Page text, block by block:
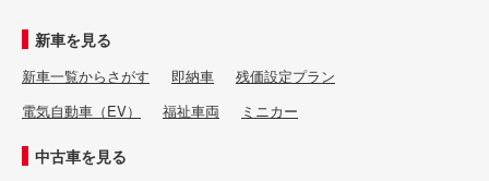
新車を見る
新車一覧からさがす 即納車
残価設定プラン
電気自動車（EV）
福祉車両 ミニカー
中古車を見る